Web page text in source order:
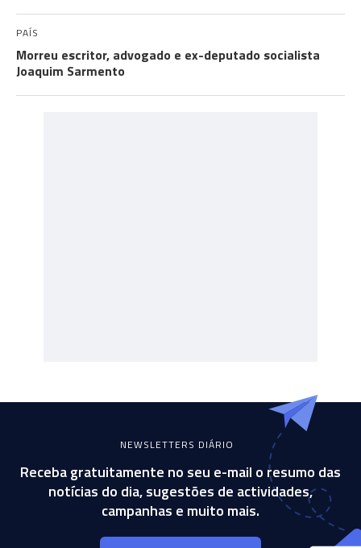
PAÍS
Morreu escritor, advogado e ex-deputado socialista
Joaquim Sarmento
NEWSLETTERS DIÁRIO
Receba gratuitamente no seu e-mail o resumo das
notícias do dia, sugestões de actividades,
campanhas e muito mais.